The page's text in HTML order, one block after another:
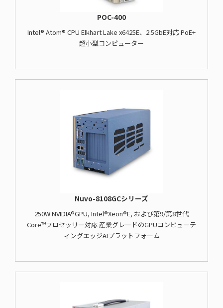
POC-400
Intel® Atom® CPU Elkhart Lake x6425E、2.5GbE対応 PoE+
超小型コンピューター
Nuvo-8108GCシリーズ
250W NVIDIA®GPU, Intel®Xeon®E, および第9/第8世代
Core™プロセッサー対応 産業グレードのGPUコンピューテ
ィングエッジAIプラットフォーム